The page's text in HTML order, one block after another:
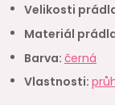
Velikosti
Materiál
Barva: černá
Vlastnosti: